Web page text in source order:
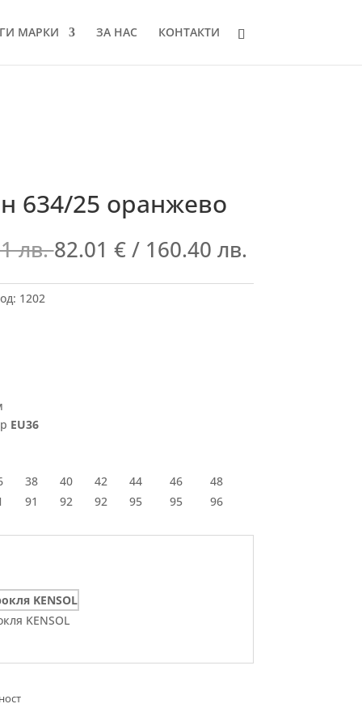
МАРКИ ЗА НАС КОНТАКТИ
634/25 оранжево
лв.82.01 €/ 160.40 лв.
1202
EU36
38 40 42 44 46
48
91 92 92 95 95 96
KENSOL